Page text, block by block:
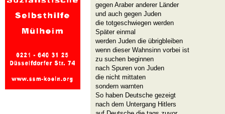
gegen Araber anderer Länder
und auch gegen Juden
die totgeschwiegen werden
Später einmal
werden Juden die übrigbleiben
wenn dieser Wahnsinn vorbei ist
zu suchen beginnen
nach Spuren von Juden
die nicht mittaten
sondern warnten
So haben Deutsche gezeigt
nach dem Untergang Hitlers